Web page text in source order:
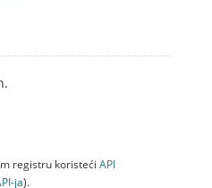
registru koristeći API
jа).